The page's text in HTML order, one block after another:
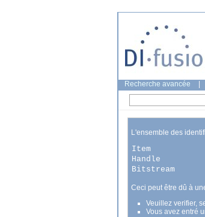
Recherche avancée
L'ensemble des
Item
Handle
Bitstream
Ceci peut être dû à
Veuillez verifier,
Vous avez entré